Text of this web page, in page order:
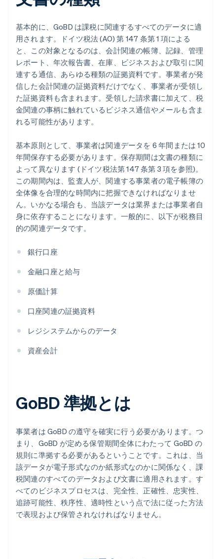
基本的に、GoBD は課税に関連するすべてのデータに適
用されます。ドイツ税法 (AO) 第 147 条第 1 項による
と、この対象となるのは、会計関連の帳簿、記録、管理
レポート、年次報告書、在庫、ビジネスおよび取引に関
連する通信、あらゆる種類の証拠資料です。事業者が発
信した会計関連の証拠資料だけでなく、事業者が受領し
た証拠資料も含まれます。受領した請求書に加えて、税
金関連の事柄に触れているビジネス通信やメールも含ま
れる可能性があります。
基本原則として、事業者は関連データを 6 年間または 10
年間保存する必要があります。保存期間は文書の種類に
よって異なります (ドイツ税法第 147 条第 3 項を参照)。
この期間内は、監査人が、関連する事業者の電子帳簿の
全体像を合理的な時間内に把握できなければなりませ
ん。いかなる場合も、当該データは業界または事業者自
身に依存することになります。一般的に、以下が税務目
的の関連データです。
銀行口座
金融口座と給与
原価計算
口座関連の証拠資料
レジシステムからのデータ
資産会計
GoBD 準拠とは
事業者は GoBD の遵守を確実に行う必要があります。つ
まり、GoBD が定める保管期間全体にわたって GoBD の
規則に準拠する必要があるということです。これは、当
該データが電子形式なのか紙形式なのかに関係なく、課
税関連のすべてのデータおよび文書に適用されます。す
べてのビジネスプロセスは、完全性、正確性、忠実性、
追跡可能性、秩序性、適時性という点で法に従った方法
で表現および保管されなければなりません。